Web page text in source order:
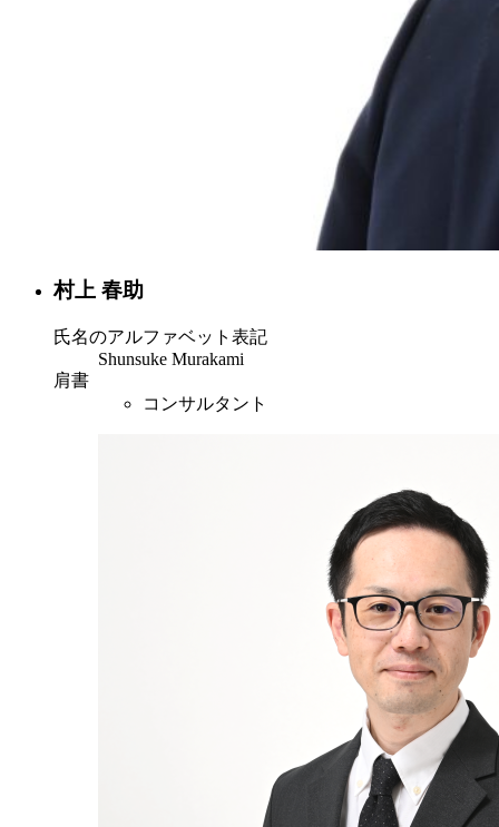
村上 春助
氏名のアルファベット表記
Shunsuke Murakami
肩書
コンサルタント